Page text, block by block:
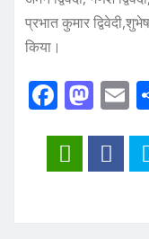
प्रभात कुमार
किया।
F
c
e
M
st
o
E
l